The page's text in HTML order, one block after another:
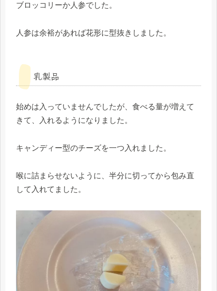
ブロッコリーか人参でした。
人参は余裕があれば花形に型抜きしました。
乳製品
始めは入っていませんでしたが、食べる量が増えて
きて、入れるようになりました。
キャンディー型のチーズを一つ入れました。
喉に詰まらせないように、半分に切ってから包み直
して入れてました。